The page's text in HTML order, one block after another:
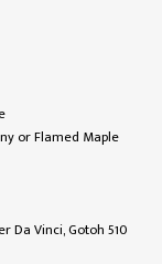
or Flamed Maple
Da Vinci, Gotoh 510